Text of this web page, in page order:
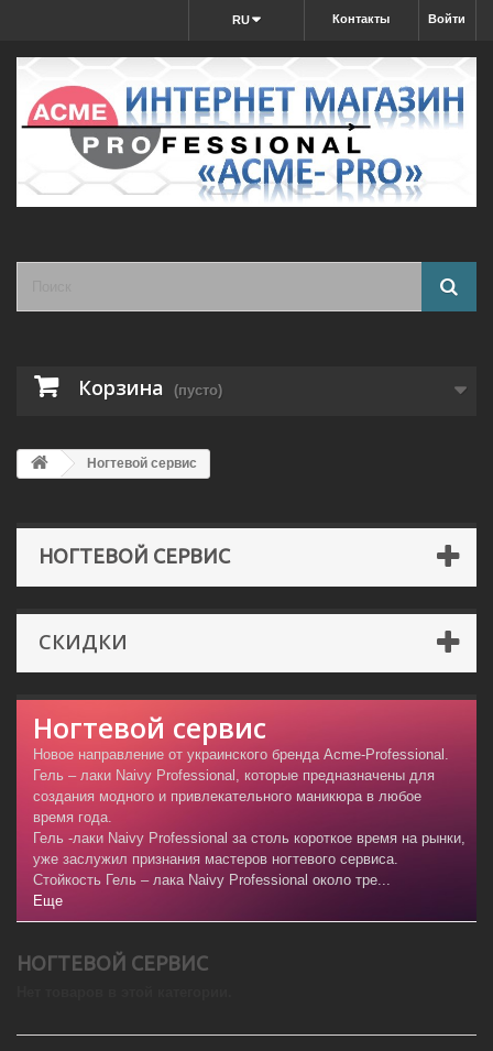
Войти
Контакты
RU
Корзина (пусто)
Ногтевой сервис
НОГТЕВОЙ СЕРВИС
СКИДКИ
Ногтевой сервис
Новое направление от украинского бренда Acme-Professional.
Гель – лаки Naivy Professional, которые предназначены для
создания модного и привлекательного маникюра в любое
время года.
Гель -лаки Naivy Professional за столь короткое время на рынки,
уже заслужил признания мастеров ногтевого сервиса.
Стойкость Гель – лака Naivy Professional около тре...
Еще
НОГТЕВОЙ СЕРВИС